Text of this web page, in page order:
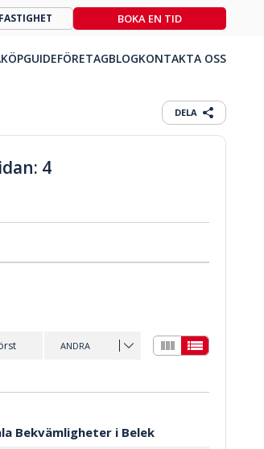
DELA
4
ANDRA
Bekvämligheter i Belek
BOKA EN TID
KÖPGUIDEFÖRETAGBLOGKONTAKTA OSS